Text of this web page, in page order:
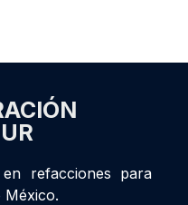
refacciones para
México.